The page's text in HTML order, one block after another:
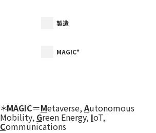
製造
MAGIC*
＊MAGIC＝Metaverse, Autonomous
Mobility, Green Energy, IoT,
Communications